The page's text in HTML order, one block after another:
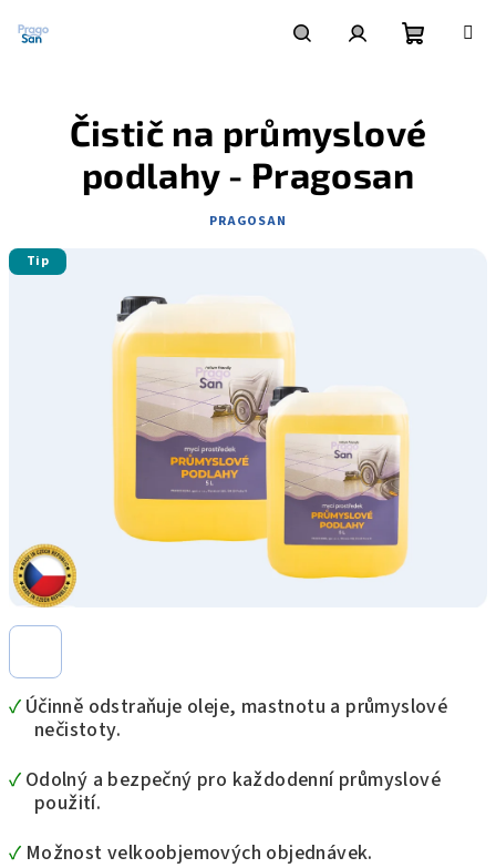
košík
✓ Účinně odstraňuje oleje, mastnotu a průmyslové
nečistoty.
✓ Odolný a bezpečný pro každodenní průmyslové
použití.
✓ Možnost velkoobjemových objednávek.
Čistič na průmyslové
podlahy - Pragosan
PRAGOSAN
Tip